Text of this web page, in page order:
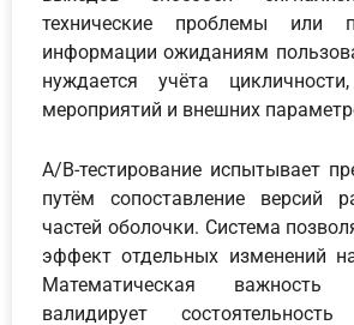
технические проблемы или
информации ожиданиям
нуждается учёта
мероприятий и внешних
A/B-тестирование испытывает
путём сопоставление версий
частей оболочки. Система
эффект отдельных изменений
Математическая важность
валидирует